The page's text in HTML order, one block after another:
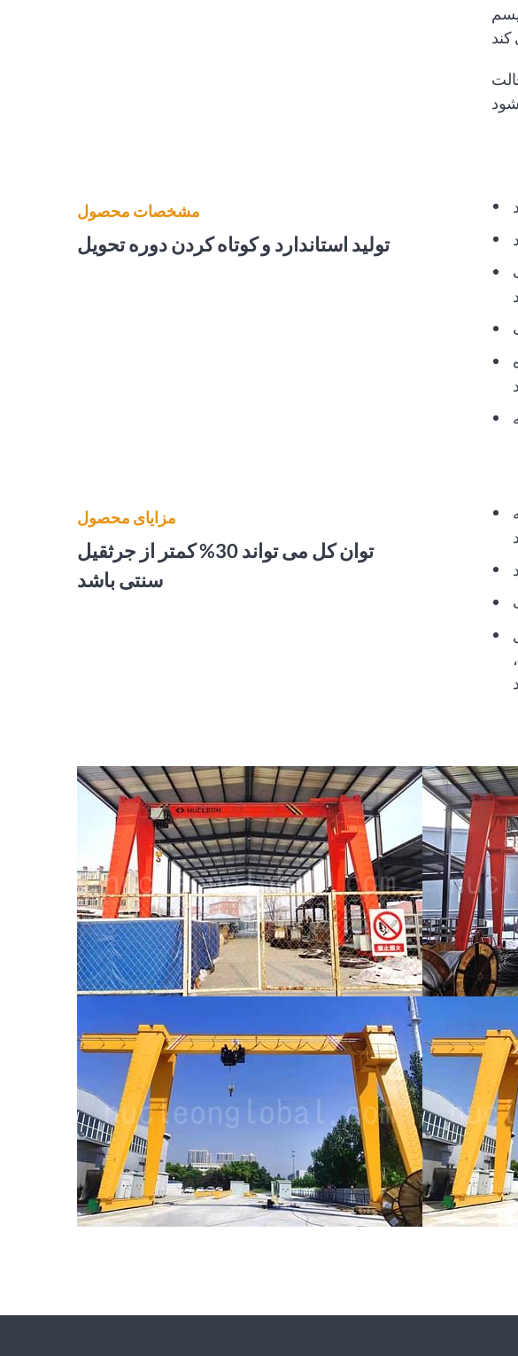
مشخصات محصول
تولید استاندارد و کوتاه کردن دوره تحویل
مزایای محصول
توان کل می تواند 30% کمتر از جرثقیل
سنتی باشد